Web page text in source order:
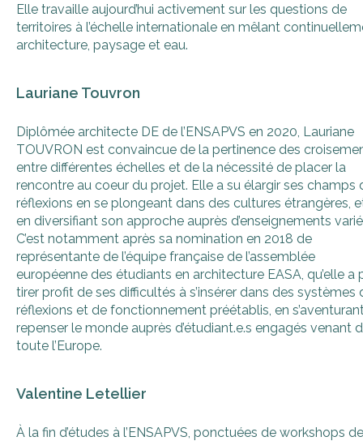
Elle travaille aujourd’hui activement sur les questions de
territoires à l’échelle internationale en mêlant
architecture, paysage et eau.
Lauriane Touvron
Diplômée architecte DE de l’ENSAPVS en 2020, Lauriane
TOUVRON est convaincue de la pertinence des
entre différentes échelles et de la nécessité de placer la
rencontre au coeur du projet. Elle a su élargir ses champs
réflexions en se plongeant dans des cultures étrangères,
en diversifiant son approche auprès d’enseignements
C’est notamment après sa nomination en 2018 de
représentante de l’équipe française de l’assemblée
européenne des étudiants en architecture EASA, qu’elle a
tirer profit de ses difficultés à s’insérer dans des systèmes
réflexions et de fonctionnement préétablis, en
repenser le monde auprès d’étudiant.e.s engagés venant
toute l’Europe.
Valentine Letellier
À la fin d’études à l’ENSAPVS, ponctuées de workshops de